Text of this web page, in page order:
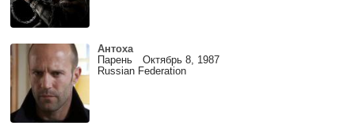
Антоха
Парень Октябрь 8, 1987
Russian Federation